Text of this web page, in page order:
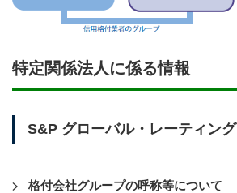
特定関係法人に係る情報
S&P グローバル・レーティング
格付会社グループの呼称等について